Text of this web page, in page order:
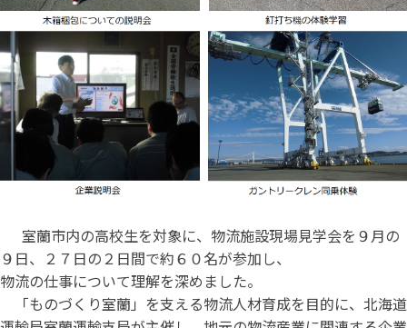
室蘭市内の高校生を対象に、物流施設現場見学会を９月の
９日、２７日の２日間で約６０名が参加し、
物流の仕事について理解を深めました。
「ものづくり室蘭」を支える物流人材育成を目的に、北海道